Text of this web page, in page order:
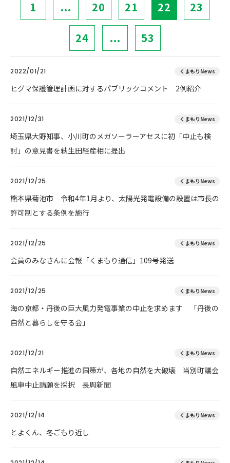
1 ... 20 21 22 23
24 ... 53
2022/01/21 くまもりNews
ヒグマ保護管理計画に対するパブリックコメント 2例紹介
2021/12/31 くまもりNews
埼玉県大野知事、小川町のメガソーラーアセスに初「中止も検
討」の意見書を萩生田経産相に提出
2021/12/25 くまもりNews
熊本県菊池市 令和4年1月より、太陽光発電設備の設置は市長の
許可制とする条例を施行
2021/12/25 くまもりNews
会員のみなさんに会報「くまもり通信」109号発送
2021/12/25 くまもりNews
海の京都・丹後の巨大風力発電事業の中止を求めます 「丹後の
自然と暮らしを守る会」
2021/12/21 くまもりNews
自然エネルギー推進の国策が、各地の自然を大破壊 当別町議会
風車中止請願を採択 長周新聞
2021/12/14 くまもりNews
とよくん、冬ごもり近し